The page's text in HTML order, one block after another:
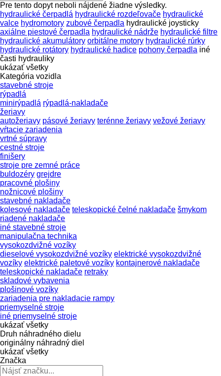
Pre tento dopyt neboli nájdené žiadne výsledky.
hydraulické čerpadlá hydraulické rozdeľovače hydraulické
valce hydromotory zubové čerpadla hydraulické joysticky
axiálne piestové čerpadla hydraulické nádrže hydraulické filtre
hydraulické akumulátory orbitálne motory hydraulické rúrky
hydraulické rotátory hydraulické hadice pohony čerpadla iné
časti hydrauliky
ukázať všetky
Kategória vozidla
stavebné stroje
rýpadlá
minirýpadlá rýpadlá-nakladače
žeriavy
autožeriavy pásové žeriavy terénne žeriavy vežové žeriavy
vŕtacie zariadenia
vrtné súpravy
cestné stroje
finišery
stroje pre zemné práce
buldozéry grejdre
pracovné plošiny
nožnicové plošiny
stavebné nakladače
kolesové nakladače teleskopické čelné nakladače šmykom
riadené nakladače
iné stavebné stroje
manipulačna technika
vysokozdvižné vozíky
dieselové vysokozdvižné vozíky elektrické vysokozdvižné
vozíky elektrické paletové vozíky kontajnerové nakladače
teleskopické nakladače retraky
skladové vybavenia
plošinové vozíky
zariadenia pre nakladacie rampy
priemyselné stroje
iné priemyselné stroje
ukázať všetky
Druh náhradného dielu
originálny náhradný diel
ukázať všetky
Značka